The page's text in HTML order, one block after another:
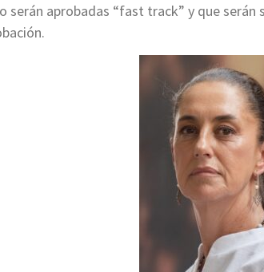
serán aprobadas “fast track” y que